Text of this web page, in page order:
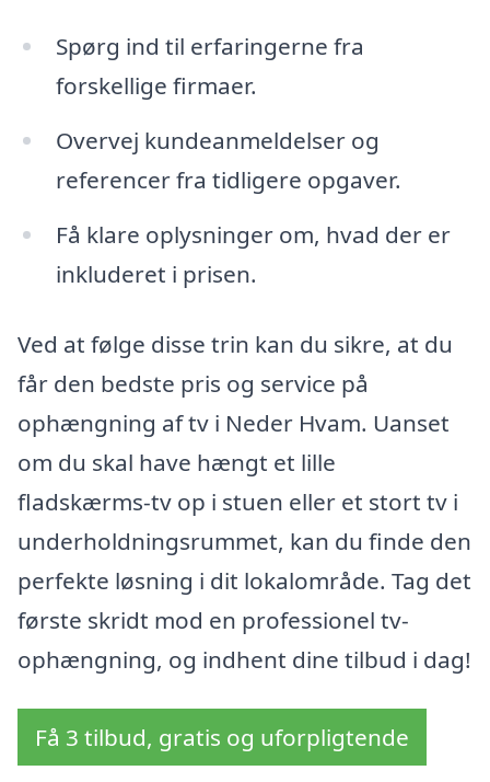
Spørg ind til erfaringerne fra
forskellige firmaer.
Overvej kundeanmeldelser og
referencer fra tidligere opgaver.
Få klare oplysninger om, hvad der er
inkluderet i prisen.
Ved at følge disse trin kan du sikre, at du
får den bedste pris og service på
ophængning af tv i Neder Hvam. Uanset
om du skal have hængt et lille
fladskærms-tv op i stuen eller et stort tv i
underholdningsrummet, kan du finde den
perfekte løsning i dit lokalområde. Tag det
første skridt mod en professionel tv-
ophængning, og indhent dine tilbud i dag!
Få 3 tilbud, gratis og uforpligtende